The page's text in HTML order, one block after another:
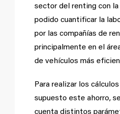
sector del renting con
podido cuantificar la
por las compañías de
principalmente en el
de vehículos más
Para realizar los
supuesto este ahorro,
cuenta distintos